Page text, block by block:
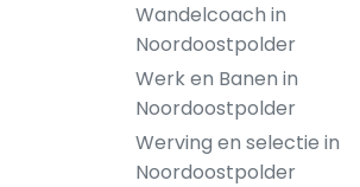
Wandelcoach in
Noordoostpolder
Werk en Banen in
Noordoostpolder
Werving en selectie in
Noordoostpolder